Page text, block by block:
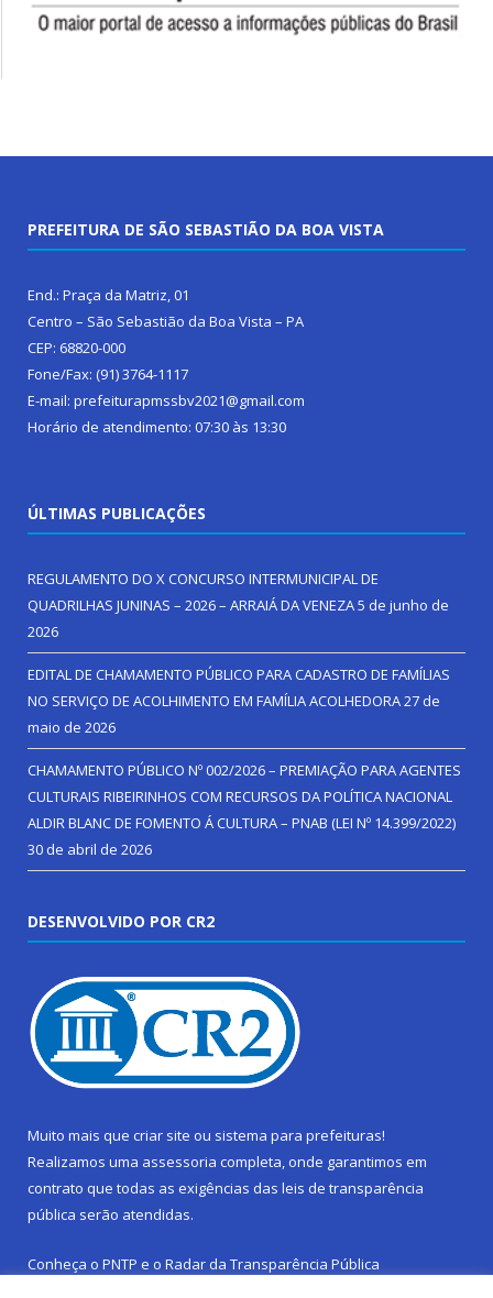
PREFEITURA DE SÃO SEBASTIÃO DA BOA VISTA
End.: Praça da Matriz, 01
Centro – São Sebastião da Boa Vista – PA
CEP: 68820-000
Fone/Fax: (91) 3764-1117
E-mail: prefeiturapmssbv2021@gmail.com
Horário de atendimento: 07:30 às 13:30
ÚLTIMAS PUBLICAÇÕES
REGULAMENTO DO X CONCURSO INTERMUNICIPAL DE
QUADRILHAS JUNINAS – 2026 – ARRAIÁ DA VENEZA5 de junho de
2026
EDITAL DE CHAMAMENTO PÚBLICO PARA CADASTRO DE FAMÍLIAS
NO SERVIÇO DE ACOLHIMENTO EM FAMÍLIA ACOLHEDORA27 de
maio de 2026
CHAMAMENTO PÚBLICO Nº 002/2026 – PREMIAÇÃO PARA AGENTES
CULTURAIS RIBEIRINHOS COM RECURSOS DA POLÍTICA NACIONAL
ALDIR BLANC DE FOMENTO Á CULTURA – PNAB (LEI Nº 14.399/2022)
30 de abril de 2026
DESENVOLVIDO POR CR2
Muito mais que criar site ou sistema para prefeituras!
Realizamos uma assessoria completa, onde garantimos em
contrato que todas as exigências das leis de transparência
pública serão atendidas.
Conheça o PNTP e o Radar da Transparência Pública